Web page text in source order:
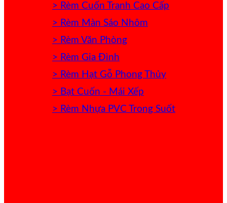
> Rèm Cuốn Tranh Cao Cấp
> Rèm Màn Sáo Nhôm
> Rèm Văn Phòng
> Rèm Gia Đình
> Rèm Hạt Gỗ Phong Thủy
> Bạt Cuốn - Mái Xếp
> Rèm Nhựa PVC Trong Suốt